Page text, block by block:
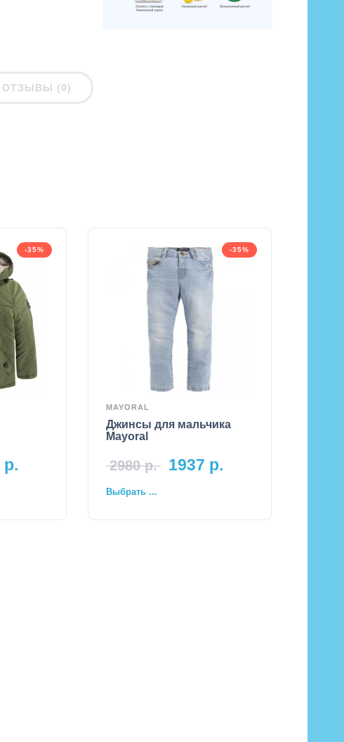
ОТЗЫВЫ (0)
-35%
р.
-35%
MAYORAL
Джинсы для мальчика
Mayoral
2980р. 1937 р.
Выбрать ...